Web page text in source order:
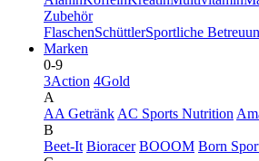
Zubehör
FlaschenSchüttlerSportliche
Marken
0-9
3Action 4Gold
A
AA Getränk AC Sports Nutrition
B
Beet-It Bioracer BOOOM Born